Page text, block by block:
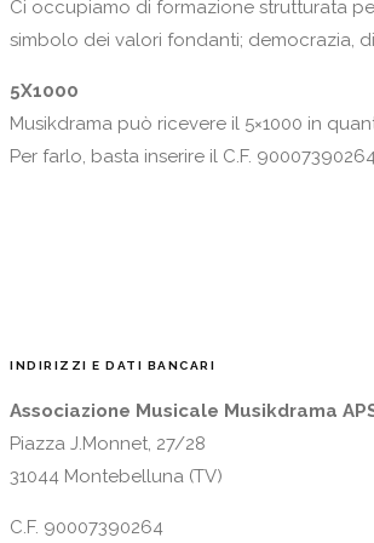
Ci occupiamo di formazione strutturata
simbolo dei valori fondanti; democrazia,
5X1000
Musikdrama può ricevere il 5×1000 in
Per farlo, basta inserire il C.F.
INDIRIZZI E DATI BANCARI
Associazione Musicale Musikdrama
Piazza J.Monnet, 27/28
31044 Montebelluna (TV)
C.F. 90007390264